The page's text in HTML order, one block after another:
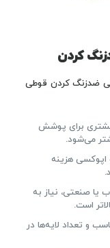
کردن
ضدزنگ کردن قوطی
برای پوشش
می‌شود.
هزینه
یا صنعتی، نیاز به
است.
و تعداد لایه‌ها در